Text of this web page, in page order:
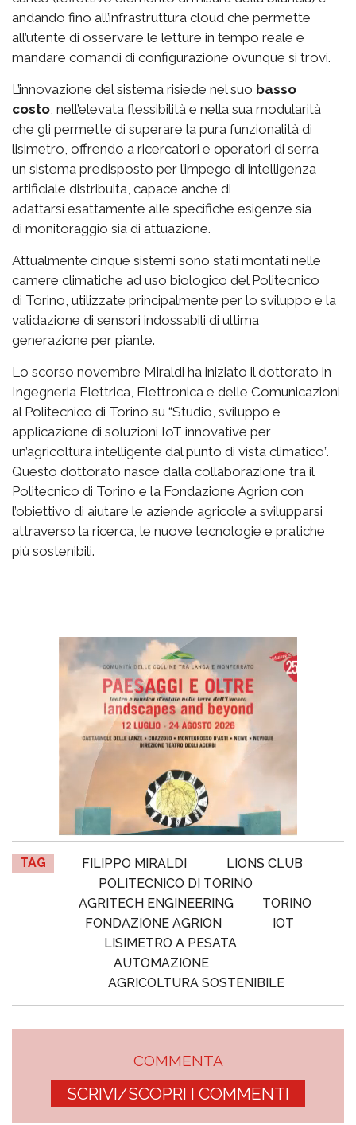
andando fino all’infrastruttura cloud che permette
all’utente di osservare le letture in tempo reale e
mandare comandi di configurazione ovunque si trovi.
L’innovazione del sistema risiede nel suo basso
costo , nell’elevata flessibilità e nella sua modularità
che gli permette di superare la pura funzionalità di
lisimetro, offrendo a ricercatori e operatori di serra
un sistema predisposto per l’impego di intelligenza
artificiale distribuita, capace anche di
adattarsi esattamente alle specifiche esigenze sia
di monitoraggio sia di attuazione.
Attualmente cinque sistemi sono stati montati nelle
camere climatiche ad uso biologico del Politecnico
di Torino, utilizzate principalmente per lo sviluppo e la
validazione di sensori indossabili di ultima
generazione per piante.
Lo scorso novembre Miraldi ha iniziato il dottorato in
Ingegneria Elettrica, Elettronica e delle Comunicazioni
al Politecnico di Torino su “Studio, sviluppo e
applicazione di soluzioni IoT innovative per
un’agricoltura intelligente dal punto di vista climatico”.
Questo dottorato nasce dalla collaborazione tra il
Politecnico di Torino e la Fondazione Agrion con
l’obiettivo di aiutare le aziende agricole a svilupparsi
attraverso la ricerca, le nuove tecnologie e pratiche
più sostenibili.
TAG FILIPPO MIRALDI
LIONS CLUB
POLITECNICO DI TORINO
AGRITECH ENGINEERING
TORINO
FONDAZIONE AGRION
IOT
LISIMETRO A PESATA
AUTOMAZIONE
AGRICOLTURA SOSTENIBILE
COMMENTA
SCRIVI/SCOPRI I COMMENTI